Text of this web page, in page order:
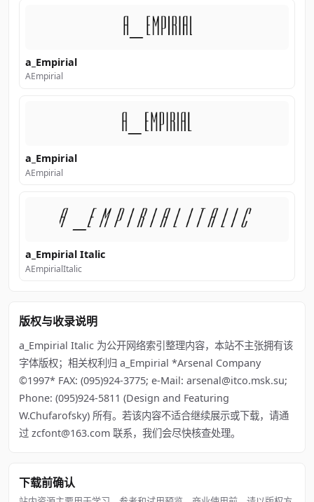
a_Empirial
AEmpirial
a_Empirial
AEmpirial
a_Empirial Italic
AEmpirialItalic
版权与收录说明
a_Empirial Italic 为公开网络索引整理内容，本站不主张拥有该
字体版权；相关权利归 a_Empirial *Arsenal Company
©1997* FAX: (095)924-3775; e-Mail: arsenal@itco.msk.su;
Phone: (095)924-5811 (Design and Featuring
W.Chufarofsky) 所有。若该内容不适合继续展示或下载，请通
过 zcfont@163.com 联系，我们会尽快核查处理。
下载前确认